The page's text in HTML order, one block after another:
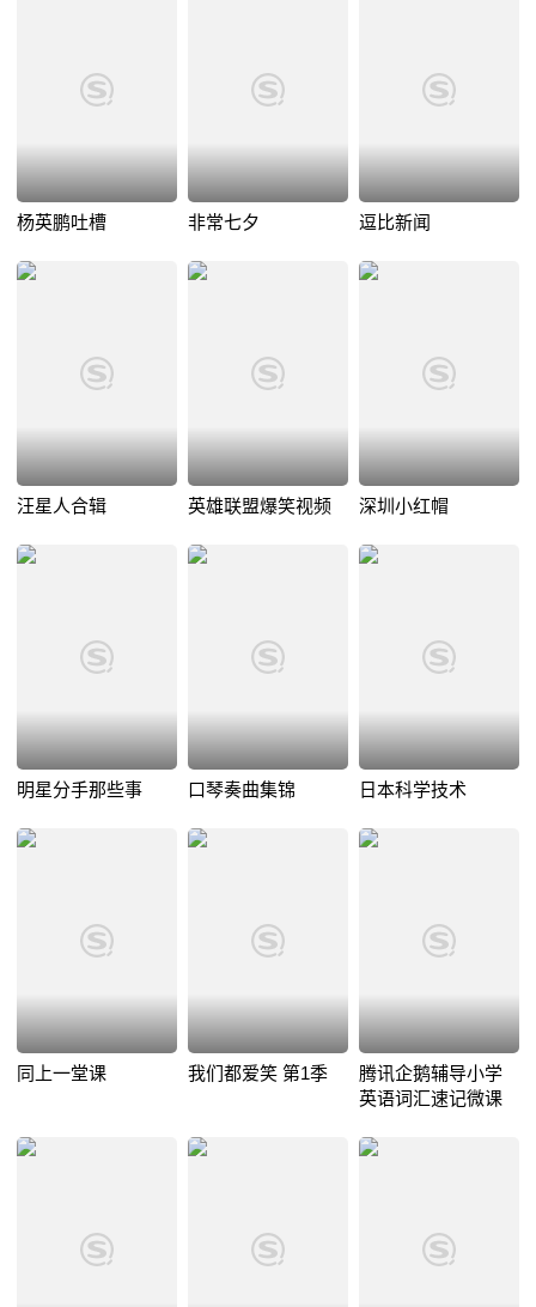
杨英鹏吐槽 非常七夕 逗比新闻
汪星人合辑 英雄联盟爆笑视频 深圳小红帽
明星分手那些事 口琴奏曲集锦 日本科学技术
同上一堂课 我们都爱笑 第1季
腾讯企鹅辅导小学
英语词汇速记微课